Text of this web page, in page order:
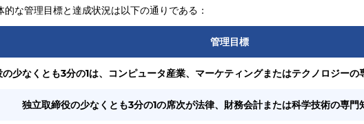
な管理目標と達成状況は以下の通りである：
管理目標
少なくとも3分の1は、コンピュータ産業、マーケティングまたはテクノロジーの
独立取締役の少なくとも3分の1の席次が法律、財務会計または科学技術の専門